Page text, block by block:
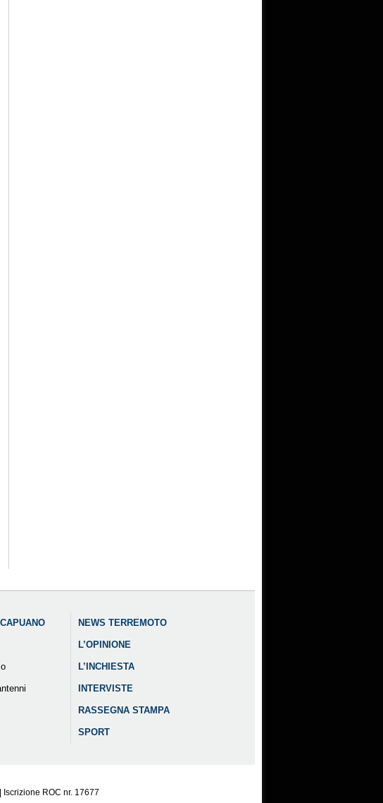
NEWS TERREMOTO
L’OPINIONE
L’INCHIESTA
INTERVISTE
RASSEGNA STAMPA
SPORT
Iscrizione ROC nr. 17677